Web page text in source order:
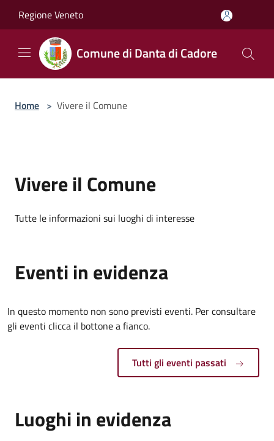
Regione Veneto
Comune di Danta di Cadore
Home > Vivere il Comune
Vivere il Comune
Tutte le informazioni sui luoghi di interesse
Eventi in evidenza
In questo momento non sono previsti eventi. Per consultare
gli eventi clicca il bottone a fianco.
Tutti gli eventi passati
Luoghi in evidenza